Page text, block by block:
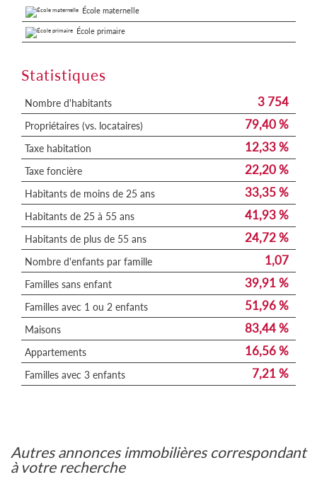
École maternelle
École primaire
Statistiques
Nombre d'habitants 3 754
Propriétaires (vs. locataires) 79,40 %
Taxe habitation 12,33 %
Taxe foncière 22,20 %
Habitants de moins de 25 ans 33,35 %
Habitants de 25 à 55 ans 41,93 %
Habitants de plus de 55 ans 24,72 %
Nombre d'enfants par famille 1,07
Familles sans enfant 39,91 %
Familles avec 1 ou 2 enfants 51,96 %
Maisons 83,44 %
Appartements 16,56 %
Familles avec 3 enfants 7,21 %
autres annonces immobilières correspondant
à votre recherche